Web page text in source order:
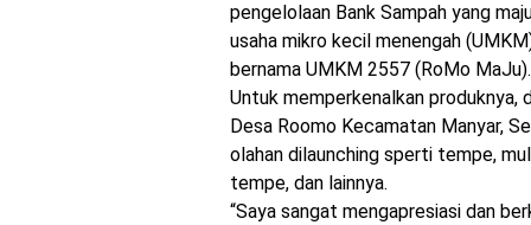
pengelolaan Bank Sampah yang
usaha mikro kecil menengah
bernama UMKM 2557 (RoMo
Untuk memperkenalkan produknya,
Desa Roomo Kecamatan Manyar,
olahan dilaunching sperti tempe,
tempe, dan lainnya.
“Saya sangat mengapresiasi dan